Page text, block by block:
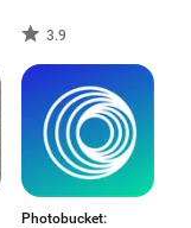
3.9
Photobucket: